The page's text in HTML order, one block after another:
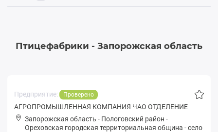
Птицефабрики - Запорожская область
Предприятие: Проверено
АГРОПРОМЫШЛЕННАЯ КОМПАНИЯ ЧАО ОТДЕЛЕНИЕ
Запорожская область - Пологовский район -
Оpеховская городская территориальная община -село